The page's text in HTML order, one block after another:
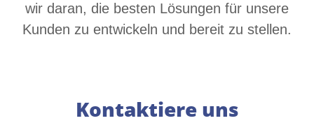
wir daran, die besten Lösungen für unsere
Kunden zu entwickeln und bereit zu stellen.
Kontaktiere uns